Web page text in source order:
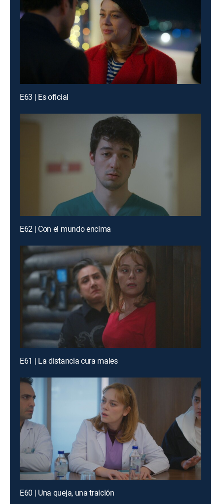
E63 | Es oficial
E62 | Con el mundo encima
E61 | La distancia cura males
E60 | Una queja, una traición